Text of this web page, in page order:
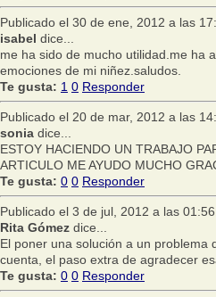
Publicado el 30 de ene, 2012 a las
isabel dice...
me ha sido de mucho utilidad.me ha
emociones de mi niñez.saludos.
Te gusta: 1 0 Responder
Publicado el 20 de mar, 2012 a las
sonia dice...
ESTOY HACIENDO UN TRABAJO
ARTICULO ME AYUDO MUCHO
Te gusta: 0 0 Responder
Publicado el 3 de jul, 2012 a las
Rita Gómez dice...
El poner una solución a un problema
cuenta, el paso extra de agradecer
Te gusta: 0 0 Responder